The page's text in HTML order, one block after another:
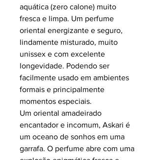
aquática (zero calone) muito
fresca e limpa. Um perfume
oriental energizante e seguro,
lindamente misturado, muito
unissex e com excelente
longevidade. Podendo ser
facilmente usado em ambientes
formais e principalmente
momentos especiais.
Um oriental amadeirado
encantador e incomum, Askari é
um oceano de sonhos em uma
garrafa. O perfume abre com uma